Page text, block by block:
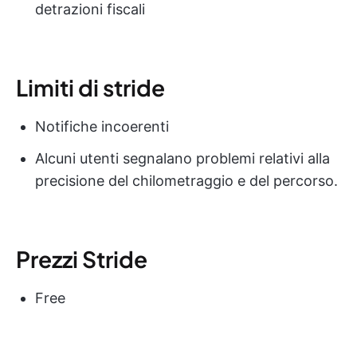
detrazioni fiscali
Limiti di stride
Notifiche incoerenti
Alcuni utenti segnalano problemi relativi alla
precisione del chilometraggio e del percorso.
Prezzi Stride
Free